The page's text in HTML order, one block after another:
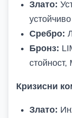
Злато:
Сребро:
Бронз:
Кризисни
Злато: